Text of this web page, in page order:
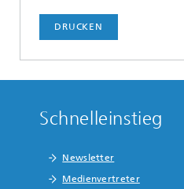
DRUCKEN
Schnelleinstieg
Newsletter
Medienvertreter